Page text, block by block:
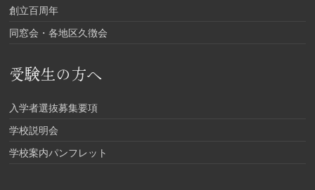
創立百周年
同窓会・各地区久徴会
受験生の方へ
入学者選抜募集要項
学校説明会
学校案内パンフレット